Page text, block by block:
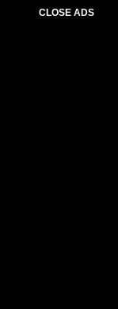
CLOSE ADS